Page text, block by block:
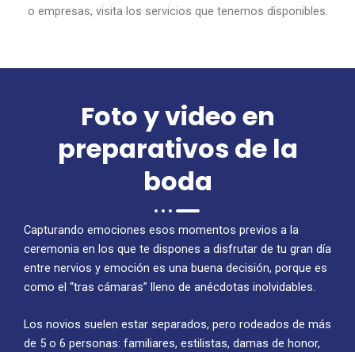
o empresas, visita los servicios que tenemos disponibles.
Foto y video en
preparativos de la
boda
Capturando emociones esos momentos previos a la
ceremonia en los que te dispones a disfrutar de tu gran día
entre nervios y emoción es una buena decisión, porque es
como el “tras cámaras” lleno de anécdotas inolvidables.
Los novios suelen estar separados, pero rodeados de más
de 5 o 6 personas: familiares, estilistas, damas de honor,